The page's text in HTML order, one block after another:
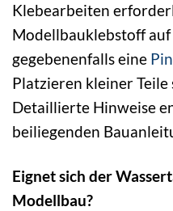
Klebearbeiten
Modellbauklebstoff
gegebenenfalls eine
Platzieren kleiner
Detaillierte Hinweise
beiliegenden
Eignet sich der
Modellbau?